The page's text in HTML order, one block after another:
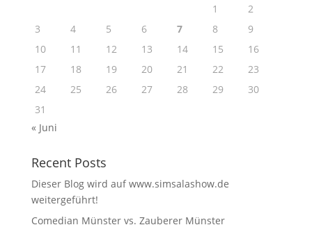
1
2
3
4 5 6 7 8
9
10
11 12 13 14 15
16
17
18 19 20 21 22
23
24
25 26 27 28 29
30
31
« Juni
Recent Posts
Dieser Blog wird auf www.simsalashow.de
weitergeführt!
Comedian Münster vs. Zauberer Münster